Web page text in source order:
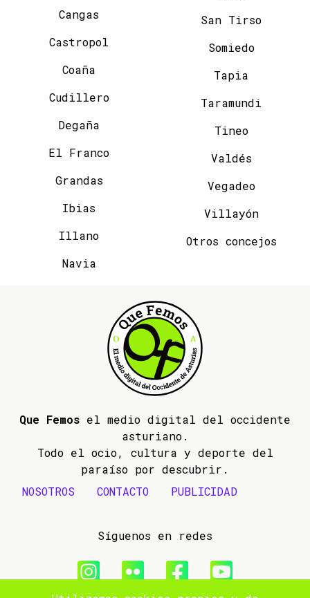
Cangas
Castropol
Coaña
Cudillero
Degaña
El Franco
Grandas
Ibias
Illano
Navia
San Tirso
Somiedo
Tapia
Taramundi
Tineo
Valdés
Vegadeo
Villayón
Otros concejos
Que Femos el medio digital del occidente
asturiano.
Todo el ocio, cultura y deporte del
paraíso por descubrir.
NOSOTROS
CONTACTO PUBLICIDAD
Síguenos en redes